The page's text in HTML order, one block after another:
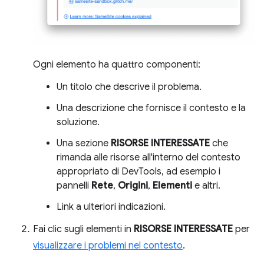
Ogni elemento ha quattro componenti:
Un titolo che descrive il problema.
Una descrizione che fornisce il contesto e la
soluzione.
Una sezione RISORSE INTERESSATE che
rimanda alle risorse all'interno del contesto
appropriato di DevTools, ad esempio i
pannelli Rete, Origini, Elementi e altri.
Link a ulteriori indicazioni.
Fai clic sugli elementi in RISORSE INTERESSATE per
visualizzare i problemi nel contesto.